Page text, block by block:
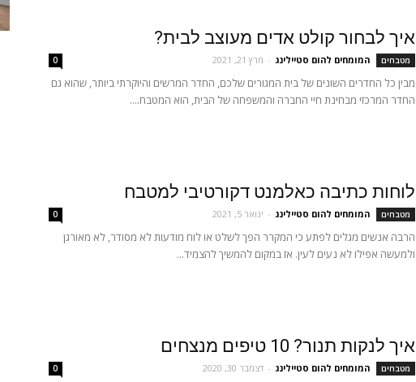
איך לבחור קולט אדים מעוצב לבית?
מטבחים המומחים להום סטיילינג - מרץ 21, 2021 0
מבין כל החדרים השונים של בית המגורים שלכם, החדר המרשים והיוקרתי ביותר, שהוא גם
החדר המרכזי מבחינת חיי החברה והמשפחה של הבית, הוא המטבח....
לוחות כתיבה כאלמנט דקורטיבי למטבח
מטבחים המומחים להום סטיילינג - ינואר 5, 2021 0
הרבה אנשים מגלים לפתע כי המקרר הפך לשלט או לוח מודעות לא מסודר, לא מאורגן
ולמעשה אפילו לא נעים לעין. אז במקום להמשיך להצמיד...
איך לנקות תנור? 10 טיפים מנצחים
מטבחים המומחים להום סטיילינג - דצמבר 30, 2020 0